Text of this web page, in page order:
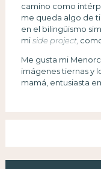
camino como
me queda algo de
en el bilingüismo
mi side project,
Me gusta mi
imágenes tiernas y
mamá, entusiasta